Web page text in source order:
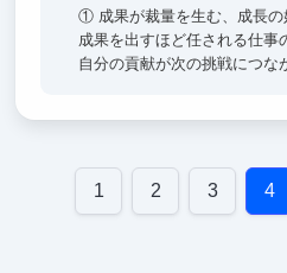
① 成果が裁量を生む、成長の
成果を出すほど任される仕事
自分の貢献が次の挑戦につな
②早期活躍するための研修「
ビジネス基礎を集中的に学び
1 2 3 4